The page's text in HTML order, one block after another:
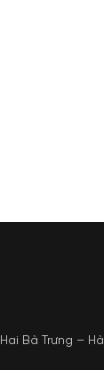
Bà Trưng – Hà